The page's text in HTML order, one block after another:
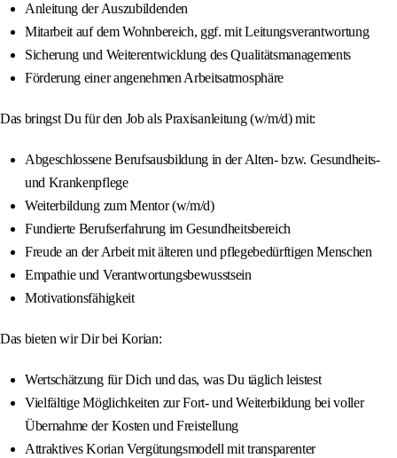
Anleitung der Auszubildenden
Mitarbeit auf dem Wohnbereich, ggf. mit Leitungsverantwortung
Sicherung und Weiterentwicklung des Qualitätsmanagements
Förderung einer angenehmen Arbeitsatmosphäre
Das bringst Du für den Job als Praxisanleitung (w/m/d) mit:
Abgeschlossene Berufsausbildung in der Alten- bzw. Gesundheits-
und Krankenpflege
Weiterbildung zum Mentor (w/m/d)
Fundierte Berufserfahrung im Gesundheitsbereich
Freude an der Arbeit mit älteren und pflegebedürftigen Menschen
Empathie und Verantwortungsbewusstsein
Motivationsfähigkeit
Das bieten wir Dir bei Korian:
Wertschätzung für Dich und das, was Du täglich leistest
Vielfältige Möglichkeiten zur Fort- und Weiterbildung bei voller
Übernahme der Kosten und Freistellung
Attraktives Korian Vergütungsmodell mit transparenter